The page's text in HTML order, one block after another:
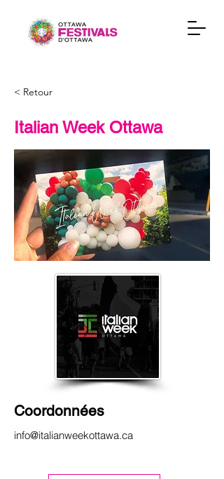
< Retour
Italian Week Ottawa
Coordonnées
info@italianweekottawa.ca